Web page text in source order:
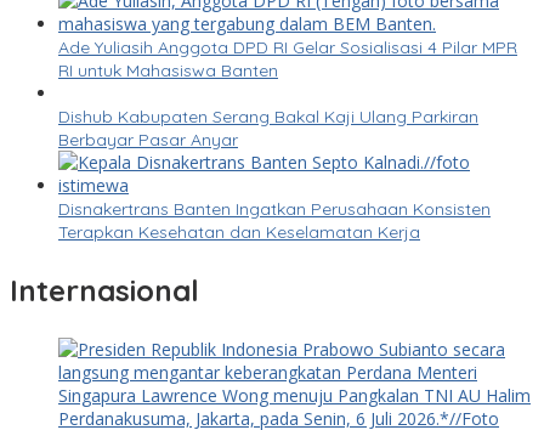
Ade Yuliasih Anggota DPD RI Gelar Sosialisasi 4 Pilar MPR
RI untuk Mahasiswa Banten
Dishub Kabupaten Serang Bakal Kaji Ulang Parkiran
Berbayar Pasar Anyar
Disnakertrans Banten Ingatkan Perusahaan Konsisten
Terapkan Kesehatan dan Keselamatan Kerja
Internasional